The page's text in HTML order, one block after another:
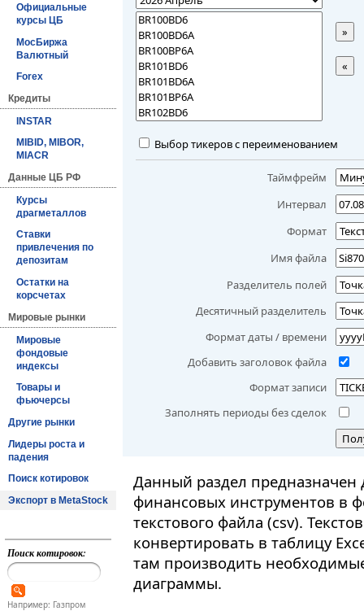
Официальные
курсы ЦБ
МосБиржа
Валютный
Forex
Кредиты
INSTAR
MIBID, MIBOR,
MIACR
Данные ЦБ РФ
Курсы
драгметаллов
Ставки
привлечения по
депозитам
Остатки на
корсчетах
Мировые рынки
Мировые
фондовые
индексы
Товары и
фьючерсы
Другие рынки
Лидеры роста и
падения
Поиск котировок
Экспорт в MetaStock
Поиск котировок:
Например: Газпром
»
«
Выбор тикеров с переименованием
Таймфрейм
Интервал
Формат
Имя файла
Разделитель полей
Десятичный разделитель
Формат даты / времени
Добавить заголовок файла
Формат записи
Заполнять периоды без сделок
Данный раздел
финансовых инструментов в
текстового файла (csv).
конвертировать в таблицу
там производить
диаграммы.